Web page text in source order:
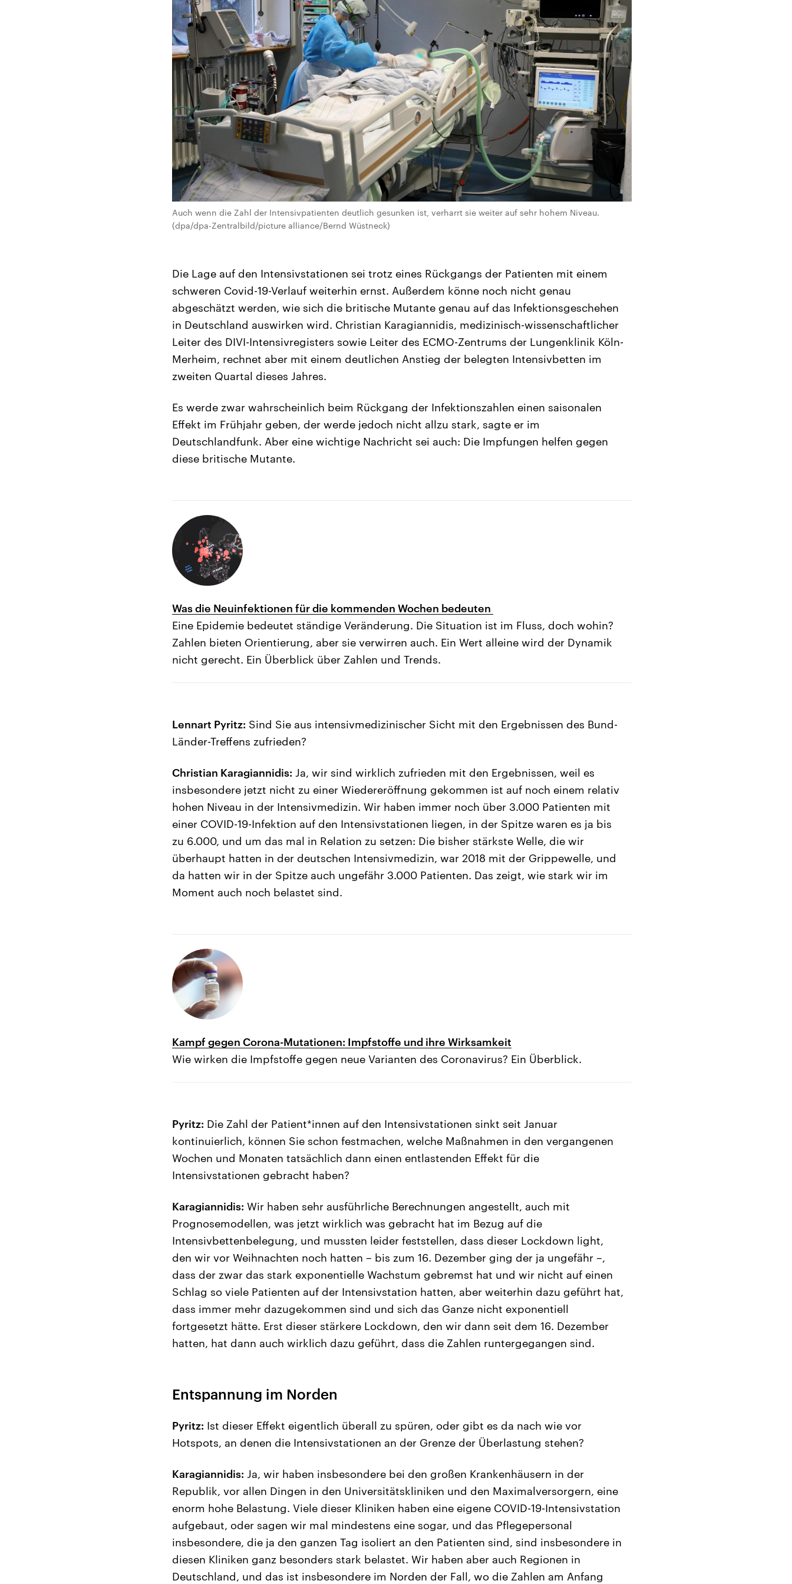
Auch wenn die Zahl der Intensivpatienten deutlich gesunken ist, verharrt sie weiter auf sehr hohem Niveau.
(dpa/dpa-Zentralbild/picture alliance/Bernd Wüstneck)
Die Lage auf den Intensivstationen sei trotz eines Rückgangs der Patienten mit einem
schweren Covid-19-Verlauf weiterhin ernst. Außerdem könne noch nicht genau
abgeschätzt werden, wie sich die britische Mutante genau auf das Infektionsgeschehen
in Deutschland auswirken wird. Christian Karagiannidis, medizinisch-wissenschaftlicher
Leiter des DIVI-Intensivregisters sowie Leiter des ECMO-Zentrums der Lungenklinik Köln-
Merheim, rechnet aber mit einem deutlichen Anstieg der belegten Intensivbetten im
zweiten Quartal dieses Jahres.
Es werde zwar wahrscheinlich beim Rückgang der Infektionszahlen einen saisonalen
Effekt im Frühjahr geben, der werde jedoch nicht allzu stark, sagte er im
Deutschlandfunk. Aber eine wichtige Nachricht sei auch: Die Impfungen helfen gegen
diese britische Mutante.
Was die Neuinfektionen für die kommenden Wochen bedeuten
Eine Epidemie bedeutet ständige Veränderung. Die Situation ist im Fluss, doch wohin?
Zahlen bieten Orientierung, aber sie verwirren auch. Ein Wert alleine wird der Dynamik
nicht gerecht. Ein Überblick über Zahlen und Trends.
Lennart Pyritz: Sind Sie aus intensivmedizinischer Sicht mit den Ergebnissen des Bund-
Länder-Treffens zufrieden?
Christian Karagiannidis: Ja, wir sind wirklich zufrieden mit den Ergebnissen, weil es
insbesondere jetzt nicht zu einer Wiedereröffnung gekommen ist auf noch einem relativ
hohen Niveau in der Intensivmedizin. Wir haben immer noch über 3.000 Patienten mit
einer COVID-19-Infektion auf den Intensivstationen liegen, in der Spitze waren es ja bis
zu 6.000, und um das mal in Relation zu setzen: Die bisher stärkste Welle, die wir
überhaupt hatten in der deutschen Intensivmedizin, war 2018 mit der Grippewelle, und
da hatten wir in der Spitze auch ungefähr 3.000 Patienten. Das zeigt, wie stark wir im
Moment auch noch belastet sind.
Kampf gegen Corona-Mutationen: Impfstoffe und ihre Wirksamkeit
Wie wirken die Impfstoffe gegen neue Varianten des Coronavirus? Ein Überblick.
Pyritz: Die Zahl der Patient*innen auf den Intensivstationen sinkt seit Januar
kontinuierlich, können Sie schon festmachen, welche Maßnahmen in den vergangenen
Wochen und Monaten tatsächlich dann einen entlastenden Effekt für die
Intensivstationen gebracht haben?
Karagiannidis: Wir haben sehr ausführliche Berechnungen angestellt, auch mit
Prognosemodellen, was jetzt wirklich was gebracht hat im Bezug auf die
Intensivbettenbelegung, und mussten leider feststellen, dass dieser Lockdown light,
den wir vor Weihnachten noch hatten – bis zum 16. Dezember ging der ja ungefähr –,
dass der zwar das stark exponentielle Wachstum gebremst hat und wir nicht auf einen
Schlag so viele Patienten auf der Intensivstation hatten, aber weiterhin dazu geführt hat,
dass immer mehr dazugekommen sind und sich das Ganze nicht exponentiell
fortgesetzt hätte. Erst dieser stärkere Lockdown, den wir dann seit dem 16. Dezember
hatten, hat dann auch wirklich dazu geführt, dass die Zahlen runtergegangen sind.
Entspannung im Norden
Pyritz: Ist dieser Effekt eigentlich überall zu spüren, oder gibt es da nach wie vor
Hotspots, an denen die Intensivstationen an der Grenze der Überlastung stehen?
Karagiannidis: Ja, wir haben insbesondere bei den großen Krankenhäusern in der
Republik, vor allen Dingen in den Universitätskliniken und den Maximalversorgern, eine
enorm hohe Belastung. Viele dieser Kliniken haben eine eigene COVID-19-Intensivstation
aufgebaut, oder sagen wir mal mindestens eine sogar, und das Pflegepersonal
insbesondere, die ja den ganzen Tag isoliert an den Patienten sind, sind insbesondere in
diesen Kliniken ganz besonders stark belastet. Wir haben aber auch Regionen in
Deutschland, und das ist insbesondere im Norden der Fall, wo die Zahlen am Anfang